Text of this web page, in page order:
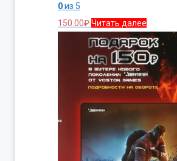
0из 5
150.00₽Читать далее